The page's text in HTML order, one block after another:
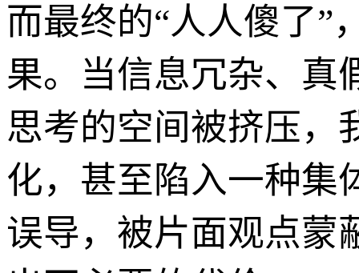
而最终的“人人傻了”
果。当信息冗杂、真
思考的空间被挤压，
化，甚至陷入一种集
误导，被片面观点蒙